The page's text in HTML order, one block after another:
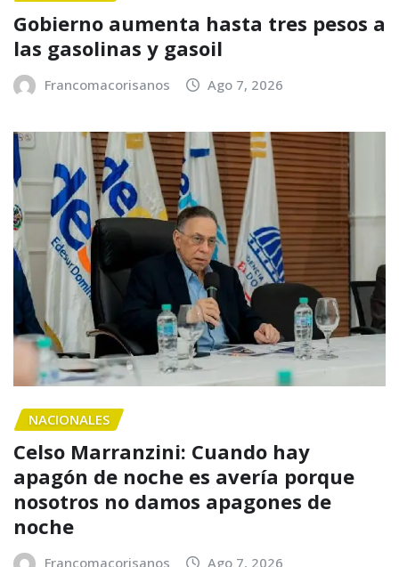
Gobierno aumenta hasta tres pesos a
las gasolinas y gasoil
Francomacorisanos Ago 7, 2026
NACIONALES
Celso Marranzini: Cuando hay
apagón de noche es avería porque
nosotros no damos apagones de
noche
Francomacorisanos Ago 7, 2026